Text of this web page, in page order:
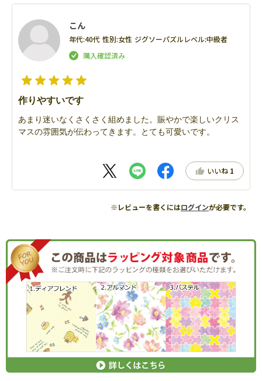
こん
年代:40代 性別:女性 ジグソーパズルレベル:中級者
作りやすいです
あまり迷いなくさくさく組めました。賑やかで楽しいクリス
マスの雰囲気が伝わってきます。とても可愛いです。
いいね 1
※レビューを書くにはログインが必要です。